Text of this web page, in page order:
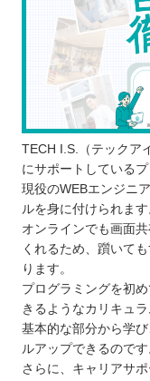
転職
プログラミン
仕事
想定
コー
する
どんなプログ
子ども向けと
違いはあるか
お得にプログ
【山梨】子
クール3選
プロ
トラ
TECH I.S.（テックア
にサポートしている
現役のWEBエンジニ
ルを身に付けられます
オンラインでも画面
くれるため、躓いて
ります。
プログラミングを初
きるようなカリキュ
基本的な部分から学
ルアップできるのです
さらに、キャリアサ